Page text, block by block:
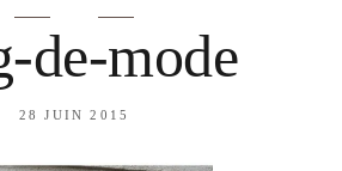
de-mode
28 JUIN 2015